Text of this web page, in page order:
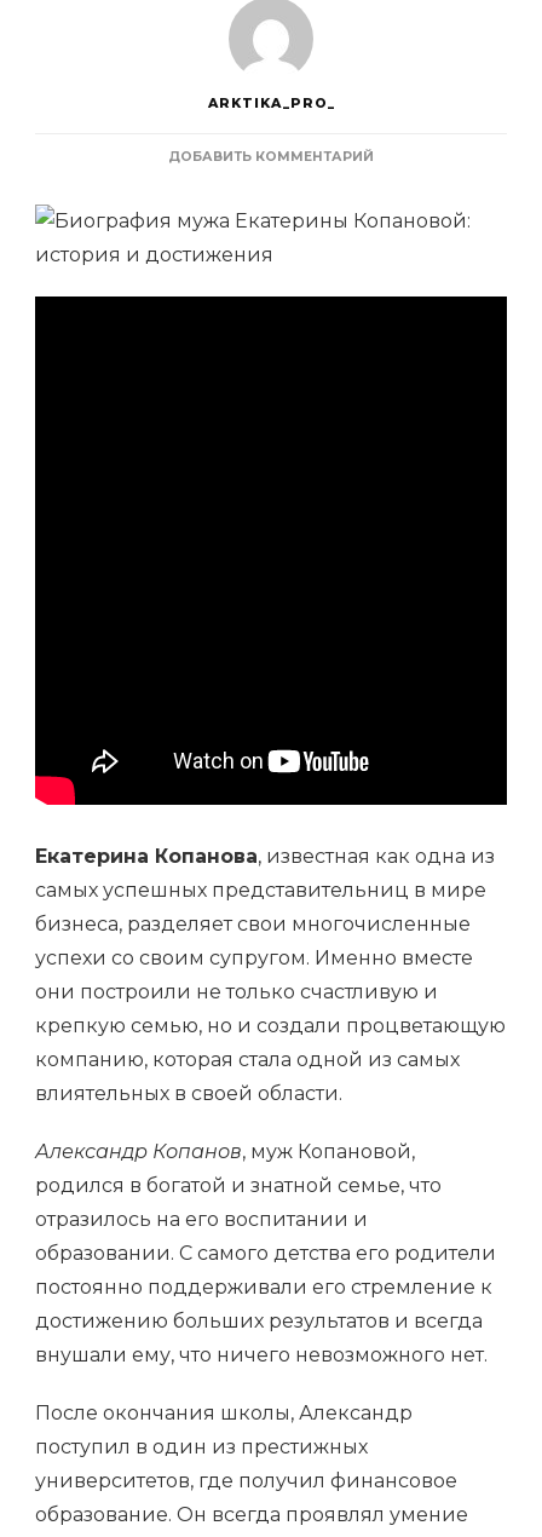
ARKTIKA_PRO_
ДОБАВИТЬ КОММЕНТАРИЙ
И
Екатерина Копанова, известная как одна из
самых успешных представительниц в мире
бизнеса, разделяет свои многочисленные
успехи со своим супругом. Именно вместе
они построили не только счастливую и
крепкую семью, но и создали процветающую
компанию, которая стала одной из самых
влиятельных в своей области.
Александр Копанов, муж Копановой,
родился в богатой и знатной семье, что
отразилось на его воспитании и
образовании. С самого детства его родители
постоянно поддерживали его стремление к
достижению больших результатов и всегда
внушали ему, что ничего невозможного нет.
После окончания школы, Александр
поступил в один из престижных
университетов, где получил финансовое
образование. Он всегда проявлял умение